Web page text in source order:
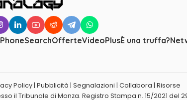
PhoneSearchOfferteVideoPlusÈ una truffa?
Policy | Pubblicità | Segnalazioni | Collabora | Risorse
il Tribunale di Monza. Registro Stampa n. 15/2021 del